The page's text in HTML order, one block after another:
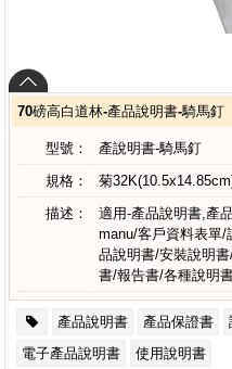
70磅高白道林-產品說明書-騎馬釘
型號：
產說明書-騎馬釘
規格：
菊
描述：
適用-產品說明書,產
manu/客戶資料表單
品說明書/安裝說明
書/報告書/各種說明
產品說明書 產品保證書
電子產品說明書
使用說明書